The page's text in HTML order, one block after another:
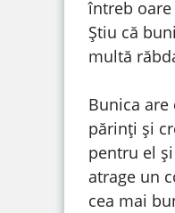
întreb oare
Știu că
multă
Bunica
părinți și
pentru el
atrage un
cea mai